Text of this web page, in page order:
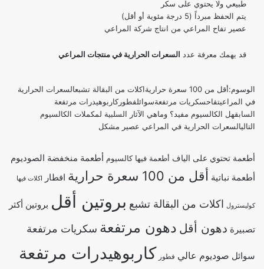
طبيعي ولا يحتوي على سكر
يتم الحفظ مبرداً (5 درجة مئوية أو أقل)
عصير تفاح المراعي من انتاج شركة المراعي
قد يهمك معرفة عدد السعرات الحرارية في منتجات المراعي
الوسوم:أقل من 100 سعرة حرارية اكلات من البقالة تشبعالسعرات الحرارية
في المراعيتفاحسكريات مرتفعةسوائلفطوركاربوهيدرات مرتفعة
السابقهل الكالسيوم مفيد؟ وماهي الآثار السلبية لمكملات الكالسيوم
التاليالسعرات الحرارية في المراعي عصير مشكل
أطعمة تحتوي على الياف أطعمة فيها كالسيوم أطعمة منخفضة الصوديوم
أطعمة نباتية أقل من 100 سعرة حرارية افطار اكلات فيها
كوليسترول اكلات من البقالة تشبع بروتين أقل بروتين أكثر
تصبيرة دهون أقل دهون مرتفعة سكريات مرتفعة
سوائل صوديوم عالي فطور كاربوهيدرات مرتفعة